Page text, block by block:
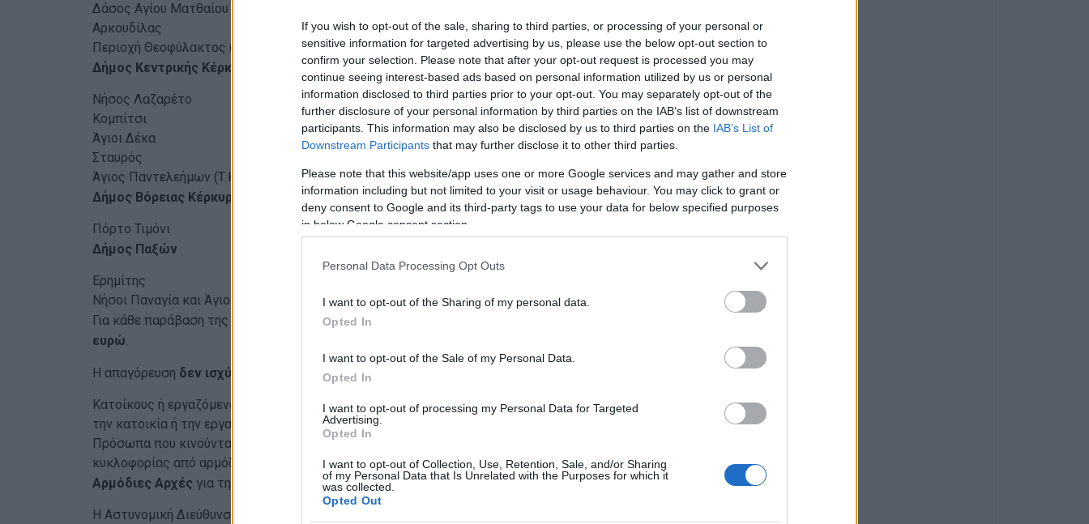
If you wish to opt-out of the sale, sharing to third parties, or processing of your personal or
sensitive information for targeted advertising by us, please use the below opt-out section to
confirm your selection. Please note that after your opt-out request is processed you may
continue seeing interest-based ads based on personal information utilized by us or personal
information disclosed to third parties prior to your opt-out. You may separately opt-out of the
further disclosure of your personal information by third parties on the IAB’s list of downstream
participants. This information may also be disclosed by us to third parties on the IAB’s List of
Downstream Participants that may further disclose it to other third parties.
Please note that this website/app uses one or more Google services and may gather and store
information including but not limited to your visit or usage behaviour. You may click to grant or
deny consent to Google and its third-party tags to use your data for below specified purposes
in below Google consent section.
Personal Data Processing Opt Outs
I want to opt-out of the Sharing of my personal data.
Opted In
I want to opt-out of the Sale of my Personal Data.
Opted In
I want to opt-out of processing my Personal Data for Targeted
Advertising.
Opted In
I want to opt-out of Collection, Use, Retention, Sale, and/or Sharing
of my Personal Data that Is Unrelated with the Purposes for which it
was collected.
Opted Out
Δάσος Αγίου Ματθαίου
Αρκουδίλας
Περιοχή Θεοφύλακτος (Τ.Κ. Παυλιάνας)
Δήμος Κεντρικής Κέρκυρας και Διαποντίων Νήσων
Νήσος Λαζαρέτο
Κομπίτσι
Άγιοι Δέκα
Σταυρός
Άγιος Παντελεήμων (Τ.Κ. Κάτω Γαρούνα)
Δήμος Βόρειας Κέρκυρας
Πόρτο Τιμόνι
Δήμος Παξών
Ερημίτης
Νήσοι Παναγία και Άγιος Νικόλαος
Για κάθε παράβαση της ανωτέρω απαγόρευσης προβλέπεται
ευρώ.
Η απαγόρευση δεν ισχύει
Κατοίκους ή εργαζόμενους στις παραπάνω περιοχές, αποκλειστικάγια μετάβαση προς και από
την κατοικία ή την εργασία τους
Πρόσωπα που κινούνται στο
οδικό δίκτυο
κυκλοφορίας από αρμόδια όργανα
Αρμόδιες Αρχές για την εφαρμογή της απόφασης και τη βεβαίωση των προστίμων είναι:
Η Αστυνομική Διεύθυνση Κέρκυρας